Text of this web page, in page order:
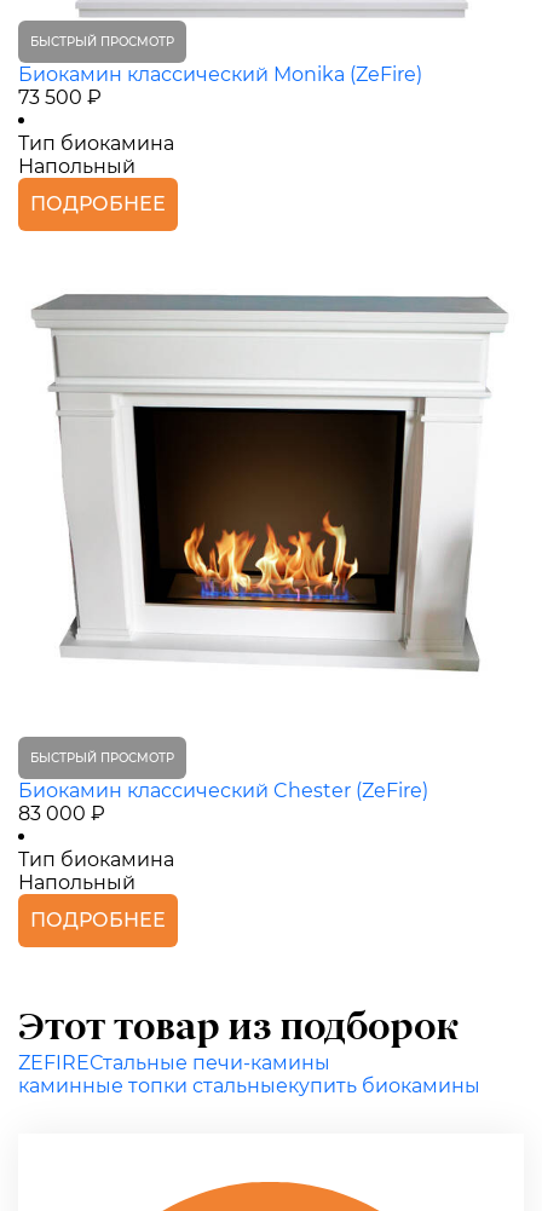
БЫСТРЫЙ ПРОСМОТР
Биокамин классический Monika (ZeFire)
73 500 ₽
Тип биокамина
Напольный
ПОДРОБНЕЕ
БЫСТРЫЙ ПРОСМОТР
Биокамин классический Chester (ZeFire)
83 000 ₽
Тип биокамина
Напольный
ПОДРОБНЕЕ
Этот товар из подборок
ZEFIREСтальные печи-камины
каминные топки стальныекупить биокамины